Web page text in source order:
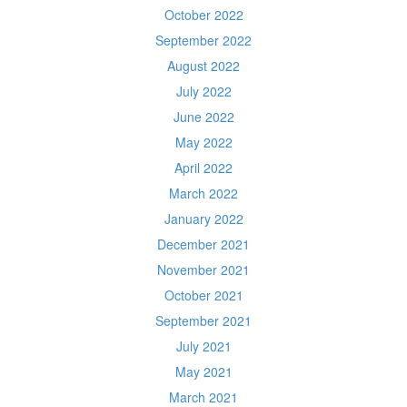
October 2022
September 2022
August 2022
July 2022
June 2022
May 2022
April 2022
March 2022
January 2022
December 2021
November 2021
October 2021
September 2021
July 2021
May 2021
March 2021